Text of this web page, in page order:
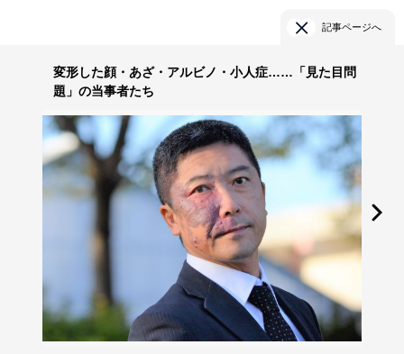
記事ページへ
変形した顔・あざ・アルビノ・小人症……「見た目問
題」の当事者たち